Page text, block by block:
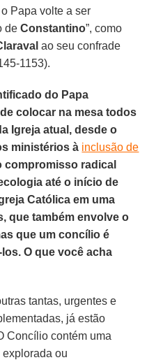
Papa volte a ser
deConstantino”, como
ao seu confrade
1153).
do Papa
colocar na mesa todos
Igreja atual, desde o
ministérios à inclusão de
compromisso radical
até o início de
Católica em uma
que também envolve o
que um concílio é
O que você acha
tantas, urgentes e
já estão
Concílio contém uma
ou